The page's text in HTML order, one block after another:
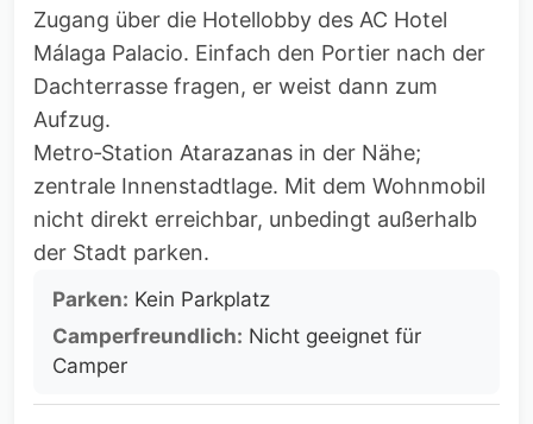
Zugang über die Hotellobby des AC Hotel
Málaga Palacio. Einfach den Portier nach der
Dachterrasse fragen, er weist dann zum
Aufzug.
Metro‑Station Atarazanas in der Nähe;
zentrale Innenstadtlage. Mit dem Wohnmobil
nicht direkt erreichbar, unbedingt außerhalb
der Stadt parken.
Parken: Kein Parkplatz
Camperfreundlich: Nicht geeignet für
Camper